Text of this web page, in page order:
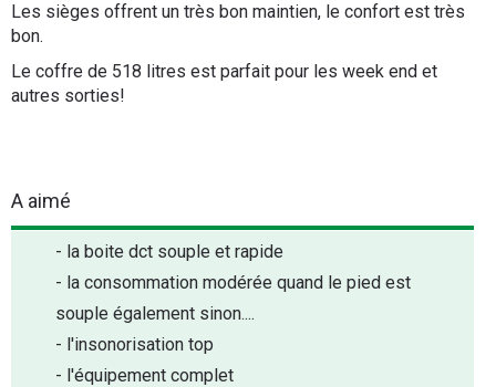
Les sièges offrent un très bon maintien, le confort est très
bon.
Le coffre de 518 litres est parfait pour les week end et
autres sorties!
A aimé
- la boite dct souple et rapide
- la consommation modérée quand le pied est
souple également sinon....
- l'insonorisation top
- l'équipement complet